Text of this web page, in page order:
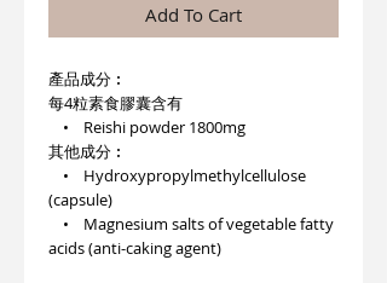
Add To Cart
產品成分︰
每4粒素食膠囊含有
• Reishi powder 1800mg
其他成分︰
• Hydroxypropylmethylcellulose
(capsule)
• Magnesium salts of vegetable fatty
acids (anti-caking agent)